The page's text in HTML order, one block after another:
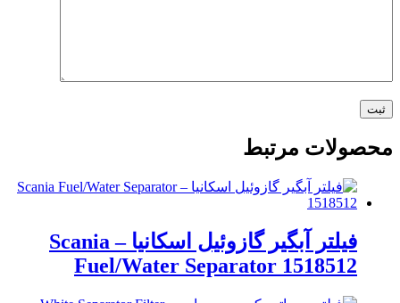
محصولات مرتبط
فیلتر آبگیر گازوئیل اسکانیا – Scania
Fuel/Water Separator 1518512